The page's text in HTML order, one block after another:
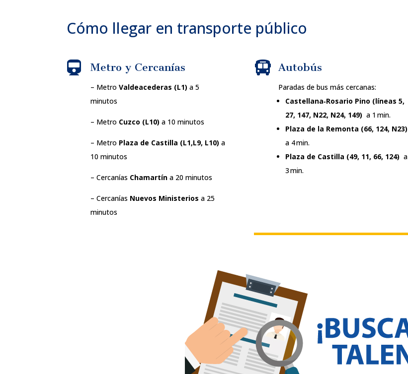
Cómo llegar en transporte público
 Metro y Cercanías
– Metro Valdeacederas (L1) a 5
minutos
– Metro Cuzco (L10) a 10 minutos
– Metro Plaza de Castilla (L1,L9, L10) a
10 minutos
– Cercanías Chamartína 20 minutos
– Cercanías Nuevos Ministerios a 25
minutos
 Autobús
Paradas de bus más cercanas:
Castellana‑Rosario Pino (líneas 5,
27, 147, N22, N24, 149) a 1 min.
Plaza de la Remonta (66, 124, N23)
a 4 min.
Plaza de Castilla (49, 11, 66, 124) a
3 min.